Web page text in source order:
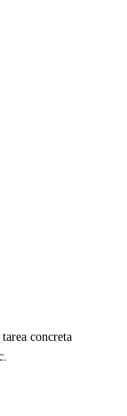
concreta